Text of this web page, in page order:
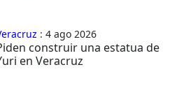
: 4 ago 2026
construir una estatua de
en Veracruz